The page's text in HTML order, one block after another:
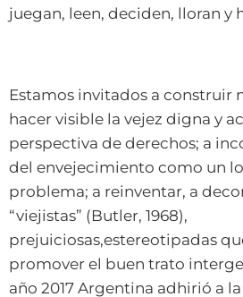
juegan, leen, deciden, lloran y
Estamos invitados a construir
hacer visible la vejez digna y
perspectiva de derechos; a
del envejecimiento como un
problema; a reinventar, a
“viejistas” (Butler, 1968),
prejuiciosas,estereotipadas
promover el buen trato
año 2017 Argentina adhirió a